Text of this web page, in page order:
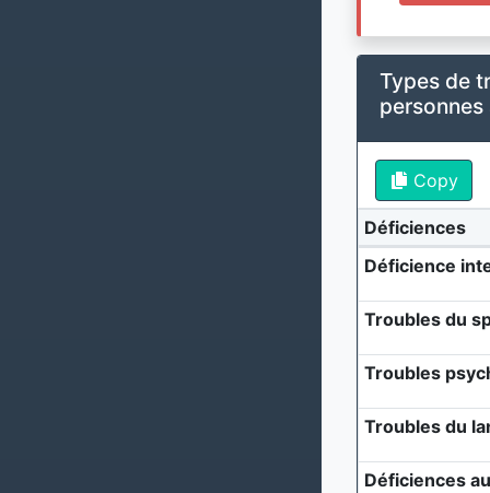
Types de
Copy
Déficiences
Déficience
Troubles du
Troubles
Troubles du
Déficiences